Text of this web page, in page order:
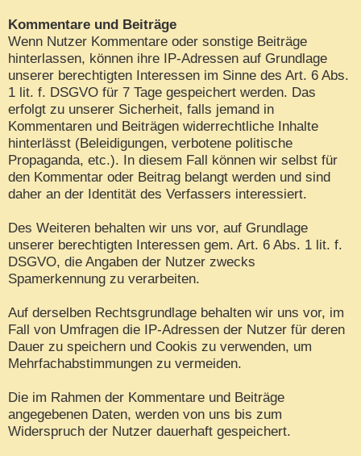
Kommentare und Beiträge
Wenn Nutzer Kommentare oder sonstige Beiträge
hinterlassen, können ihre IP-Adressen auf Grundlage
unserer berechtigten Interessen im Sinne des Art. 6 Abs.
1 lit. f. DSGVO für 7 Tage gespeichert werden. Das
erfolgt zu unserer Sicherheit, falls jemand in
Kommentaren und Beiträgen widerrechtliche Inhalte
hinterlässt (Beleidigungen, verbotene politische
Propaganda, etc.). In diesem Fall können wir selbst für
den Kommentar oder Beitrag belangt werden und sind
daher an der Identität des Verfassers interessiert.
Des Weiteren behalten wir uns vor, auf Grundlage
unserer berechtigten Interessen gem. Art. 6 Abs. 1 lit. f.
DSGVO, die Angaben der Nutzer zwecks
Spamerkennung zu verarbeiten.
Auf derselben Rechtsgrundlage behalten wir uns vor, im
Fall von Umfragen die IP-Adressen der Nutzer für deren
Dauer zu speichern und Cookis zu verwenden, um
Mehrfachabstimmungen zu vermeiden.
Die im Rahmen der Kommentare und Beiträge
angegebenen Daten, werden von uns bis zum
Widerspruch der Nutzer dauerhaft gespeichert.